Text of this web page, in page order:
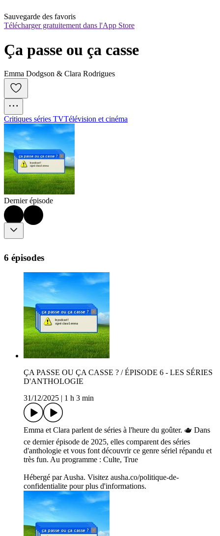
Sauvegarde des favoris
Télécharger gratuitement dans l'App Store
Ça passe ou ça casse
Emma Dodgson & Clara Rodrigues
Critiques séries TVTélévision et cinéma
Dernier épisode
6 épisodes
ÇA PASSE OU ÇA CASSE ? / ÉPISODE 6 - LES SÉRIES
D'ANTHOLOGIE
31/12/2025
1 h 3 min
Emma et Clara parlent de séries à l'heure du goûter. 🫖 Dans
ce dernier épisode de 2025, elles comparent des séries
d'anthologie et vous font découvrir ce genre sériel répandu et
très fun. Au programme : Culte, True
Hébergé par Ausha. Visitez ausha.co/politique-de-
confidentialite pour plus d'informations.